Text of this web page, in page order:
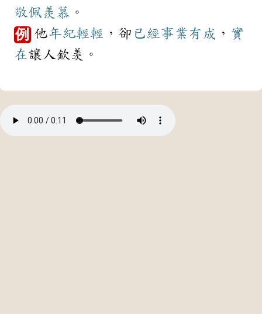
敬佩 羨慕 。
例 他年紀輕輕 ，卻 已經事業有成 ， 實
在讓人欽羡。